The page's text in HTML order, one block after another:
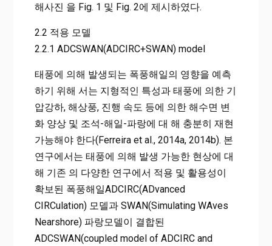
해사진 을 Fig. 1 및 Fig. 2에 제시하였다.
2.2 적용 모델
2.2.1 ADCSWAN(ADCIRC+SWAN) model
태풍에 의해 발생되는 폭풍해일의 영향을 예측
하기 위해 서는 지형적인 특성과 태풍에 의한 기
압강하, 해상풍, 진행 속도 등에 의한 해수면 변
화 양상 및 조석-해일-파랑에 대 해 충분히 재현
가능해야 한다(Ferreira et al., 2014a, 2014b). 본
연구에서는 태풍에 의해 발생 가능한 현상에 대
해 기존 의 다양한 연구에서 적용 및 활용성이
확보된 폭풍해일ADCIRC(ADvanced
CIRCulation) 모델과 SWAN(Simulating WAves
Nearshore) 파랑모델이 결합된
ADCSWAN(coupled model of ADCIRC and